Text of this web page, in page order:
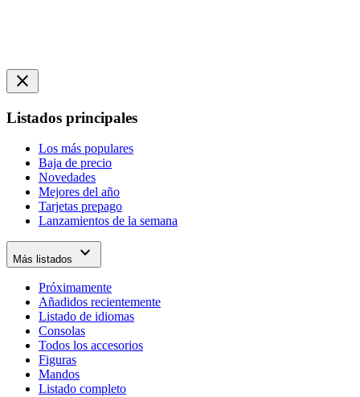
close
Listados principales
Los más populares
Baja de precio
Novedades
Mejores del año
Tarjetas prepago
Lanzamientos de la semana
Más listados expand_more
Próximamente
Añadidos recientemente
Listado de idiomas
Consolas
Todos los accesorios
Figuras
Mandos
Listado completo